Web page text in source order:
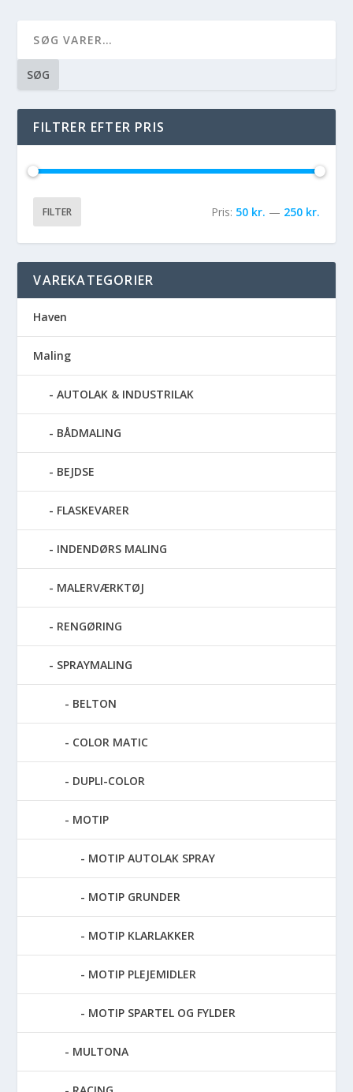
SØG
FILTRER EFTER PRIS
FILTER Pris: 50 kr. — 250 kr.
VAREKATEGORIER
Haven
Maling
AUTOLAK & INDUSTRILAK
BÅDMALING
BEJDSE
FLASKEVARER
INDENDØRS MALING
MALERVÆRKTØJ
RENGØRING
SPRAYMALING
BELTON
COLOR MATIC
DUPLI-COLOR
MOTIP
MOTIP AUTOLAK SPRAY
MOTIP GRUNDER
MOTIP KLARLAKKER
MOTIP PLEJEMIDLER
MOTIP SPARTEL OG FYLDER
MULTONA